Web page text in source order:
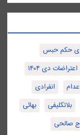
حکم حبس
اعتراضات دی ۱۴۰۴
انفرادی
بلاتکلیفی
بهائی
صالحی